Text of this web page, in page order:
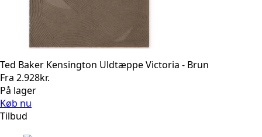
Ted Baker Kensington Uldtæppe Victoria - Brun
Fra 2.928kr.
På lager
Køb nu
Tilbud